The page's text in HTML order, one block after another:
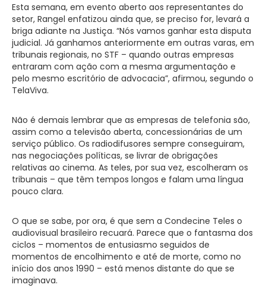
Esta semana, em evento aberto aos representantes do
setor, Rangel enfatizou ainda que, se preciso for, levará a
briga adiante na Justiça. “Nós vamos ganhar esta disputa
judicial. Já ganhamos anteriormente em outras varas, em
tribunais regionais, no STF – quando outras empresas
entraram com ação com a mesma argumentação e
pelo mesmo escritório de advocacia”, afirmou, segundo o
TelaViva.
Não é demais lembrar que as empresas de telefonia são,
assim como a televisão aberta, concessionárias de um
serviço público. Os radiodifusores sempre conseguiram,
nas negociações políticas, se livrar de obrigações
relativas ao cinema. As teles, por sua vez, escolheram os
tribunais – que têm tempos longos e falam uma língua
pouco clara.
O que se sabe, por ora, é que sem a Condecine Teles o
audiovisual brasileiro recuará. Parece que o fantasma dos
ciclos – momentos de entusiasmo seguidos de
momentos de encolhimento e até de morte, como no
início dos anos 1990 – está menos distante do que se
imaginava.